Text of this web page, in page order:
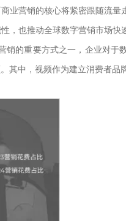
业营销的核心将紧密跟随流
，也推动全球数字营销市场快
的重要方式之一，企业对于
其中，视频作为建立消费者品